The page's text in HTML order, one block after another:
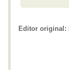
Editor original: